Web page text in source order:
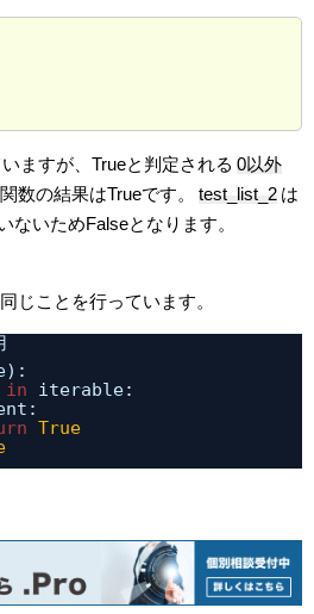
ますが、Trueと判定される 0以外
数の結果はTrueです。
test_list_2 は
ないためFalseとなります。
じことを行っています。
in
iterable:
True